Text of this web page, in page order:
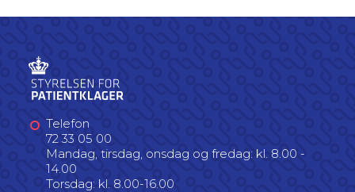
Telefon
72 33 05 00
Mandag, tirsdag, onsdag og fredag: kl. 8.00 -
14.00
Torsdag: kl. 8.00-16.00